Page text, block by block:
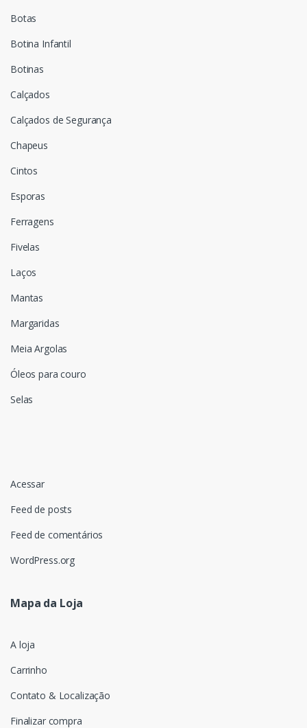
Botas
Botina Infantil
Botinas
Calçados
Calçados de Segurança
Chapeus
Cintos
Esporas
Ferragens
Fivelas
Laços
Mantas
Margaridas
Meia Argolas
Óleos para couro
Selas
Acessar
Feed de posts
Feed de comentários
WordPress.org
Mapa da Loja
A loja
Carrinho
Contato & Localização
Finalizar compra